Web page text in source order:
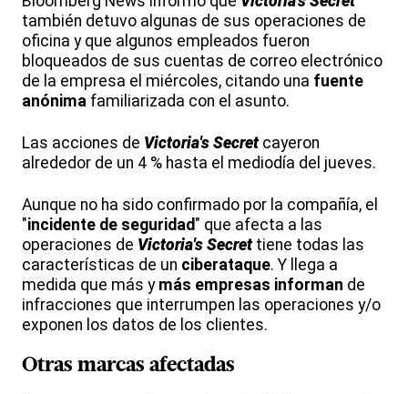
también detuvo algunas de sus operaciones de
oficina y que algunos empleados fueron
bloqueados de sus cuentas de correo electrónico
de la empresa el miércoles, citando una fuente
anónima familiarizada con el asunto.
Las acciones de Victoria's Secretcayeron
alrededor de un 4 % hasta el mediodía del jueves.
Aunque no ha sido confirmado por la compañía, el
"incidente de seguridad " que afecta a las
operaciones de Victoria's Secrettiene todas las
características de un ciberataque. Y llega a
medida que más y más empresas informan de
infracciones que interrumpen las operaciones y/o
exponen los datos de los clientes.
Otras marcas afectadas